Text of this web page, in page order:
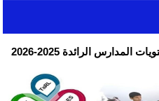
الرائدة 2025-2026